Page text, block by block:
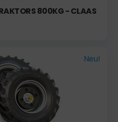
800KG - CLAAS
Neu!